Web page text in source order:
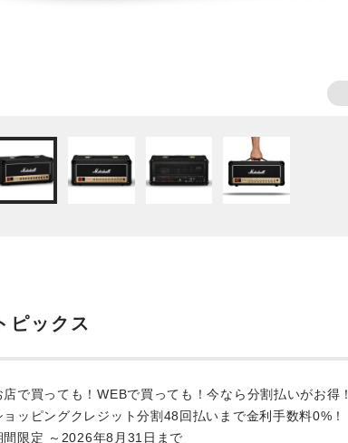
ピックス
店で買っても！WEBで買っても！今なら分割払いがお得！
ョッピングクレジット分割48回払いまで金利手数料0%！
間限定 ～2026年8月31日まで